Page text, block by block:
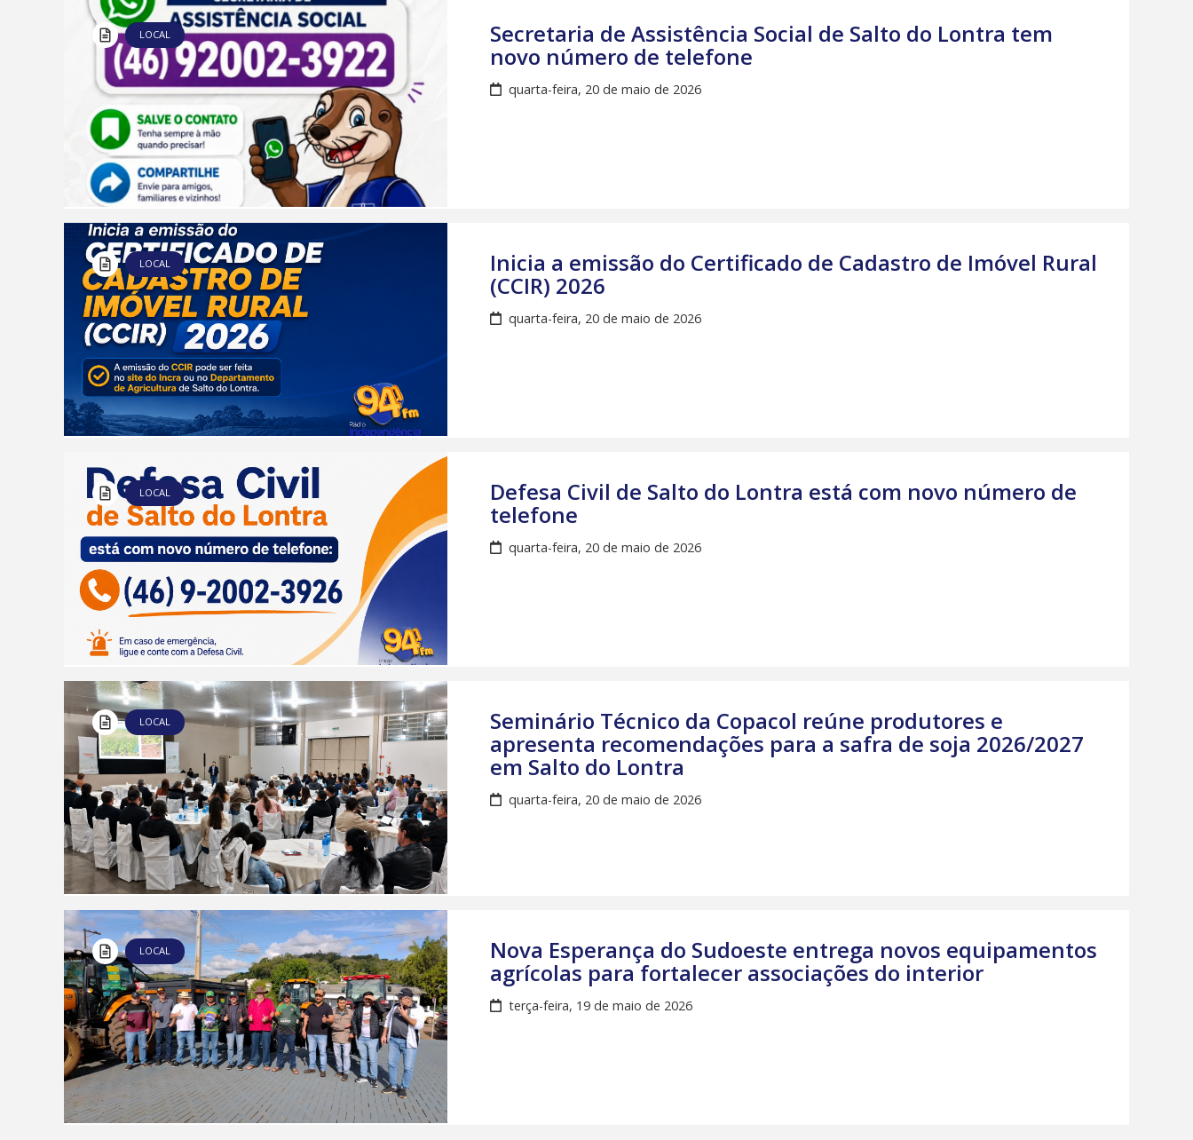
LOCAL Secretaria de Assistência Social de Salto do Lontra tem
novo número de telefone
quarta-feira, 20 de maio de 2026
LOCAL Inicia a emissão do Certificado de Cadastro de Imóvel Rural
(CCIR) 2026
quarta-feira, 20 de maio de 2026
LOCAL Defesa Civil de Salto do Lontra está com novo número de
telefone
quarta-feira, 20 de maio de 2026
LOCAL Seminário Técnico da Copacol reúne produtores e
apresenta recomendações para a safra de soja 2026/2027
em Salto do Lontra
quarta-feira, 20 de maio de 2026
LOCAL Nova Esperança do Sudoeste entrega novos equipamentos
agrícolas para fortalecer associações do interior
terça-feira, 19 de maio de 2026